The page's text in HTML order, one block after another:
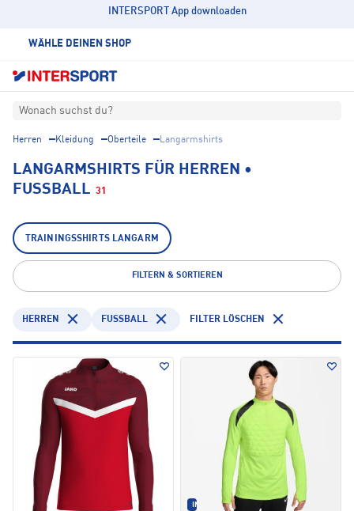
INTERSPORT App downloaden
WÄHLE DEINEN SHOP
Wonach suchst du?
Herren Kleidung Oberteile Langarmshirts
LANGARMSHIRTS FÜR HERREN •
FUSSBALL
31
TRAININGSSHIRTS LANGARM
FILTERN & SORTIEREN
HERREN FUSSBALL FILTER LÖSCHEN
IM SET ERHÄLTLICH